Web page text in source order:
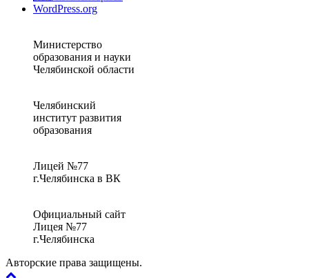
WordPress.org
Министерство
образования и науки
Челябинской области
Челябинский
институт развития
образования
Лицей №77
г.Челябинска в ВК
Официальный сайт
Лицея №77
г.Челябинска
Авторские права защищены.